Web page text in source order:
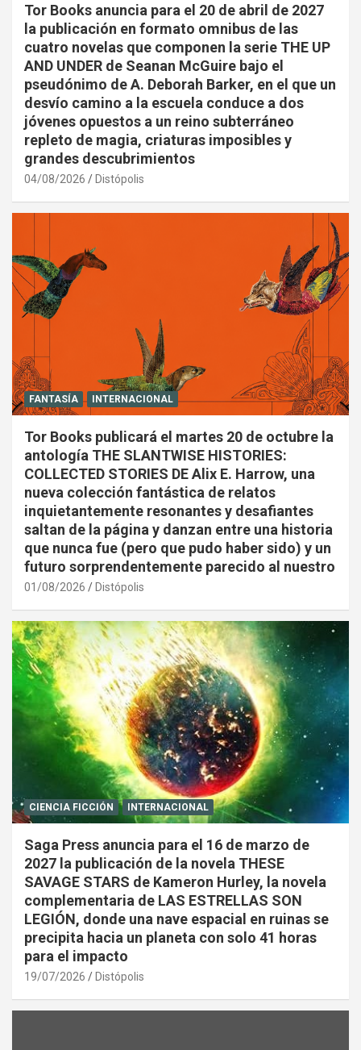
Tor Books anuncia para el 20 de abril de 2027
la publicación en formato omnibus de las
cuatro novelas que componen la serie THE UP
AND UNDER de Seanan McGuire bajo el
pseudónimo de A. Deborah Barker, en el que un
desvío camino a la escuela conduce a dos
jóvenes opuestos a un reino subterráneo
repleto de magia, criaturas imposibles y
grandes descubrimientos
04/08/2026 Distópolis
FANTASÍA INTERNACIONAL
Tor Books publicará el martes 20 de octubre la
antología THE SLANTWISE HISTORIES:
COLLECTED STORIES DE Alix E. Harrow, una
nueva colección fantástica de relatos
inquietantemente resonantes y desafiantes
saltan de la página y danzan entre una historia
que nunca fue (pero que pudo haber sido) y un
futuro sorprendentemente parecido al nuestro
01/08/2026 Distópolis
CIENCIA FICCIÓN INTERNACIONAL
Saga Press anuncia para el 16 de marzo de
2027 la publicación de la novela THESE
SAVAGE STARS de Kameron Hurley, la novela
complementaria de LAS ESTRELLAS SON
LEGIÓN, donde una nave espacial en ruinas se
precipita hacia un planeta con solo 41 horas
para el impacto
19/07/2026 Distópolis